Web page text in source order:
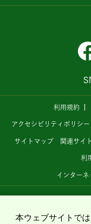
利用規約
アクセシビリティポリシー
サイトマップ 関連サイト
利
インター
運営しています。
本ウェブサイトで